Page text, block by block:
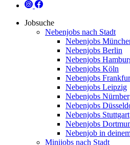
Jobsuche
Nebenjobs nach Stadt
Nebenjobs
Nebenjobs Berlin
Nebenjobs
Nebenjobs Köln
Nebenjobs
Nebenjobs Leipzig
Nebenjobs
Nebenjobs
Nebenjobs Stuttgart
Nebenjobs
Nebenjob in
Minijobs nach Stadt